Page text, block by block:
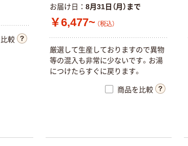
較
お届け日 8月31日（月）まで
￥6,477~ （税込）
厳選して生産しておりますので異物
等の混入も非常に少ないです。お湯
につけたらすぐに戻ります。
商品を比較